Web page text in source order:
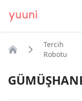
Tercih
Robotu